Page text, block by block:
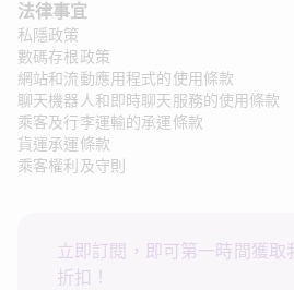
法律事宜
私隱政策
數碼存根政策
網站和流動應用程式的使用條款
聊天機器人和即時聊天服務的使用條款
乘客及行李運輸的承運條款
貨運承運條款
乘客權利及守則
立即訂閱，即可第一時間獲取
折扣！